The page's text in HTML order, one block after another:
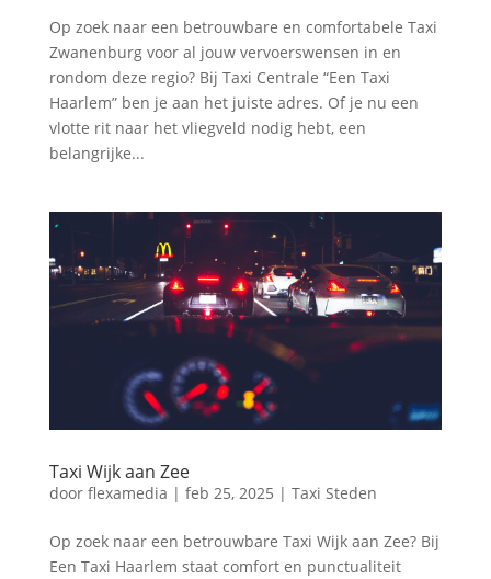
Op zoek naar een betrouwbare en comfortabele Taxi
Zwanenburg voor al jouw vervoerswensen in en
rondom deze regio? Bij Taxi Centrale “Een Taxi
Haarlem” ben je aan het juiste adres.​ Of je nu een
vlotte rit naar het vliegveld nodig hebt, een
belangrijke...
Taxi Wijk aan Zee
door flexamedia | feb 25, 2025 | Taxi Steden
Op zoek naar een betrouwbare Taxi Wijk aan Zee? Bij
Een Taxi Haarlem staat comfort en punctualiteit